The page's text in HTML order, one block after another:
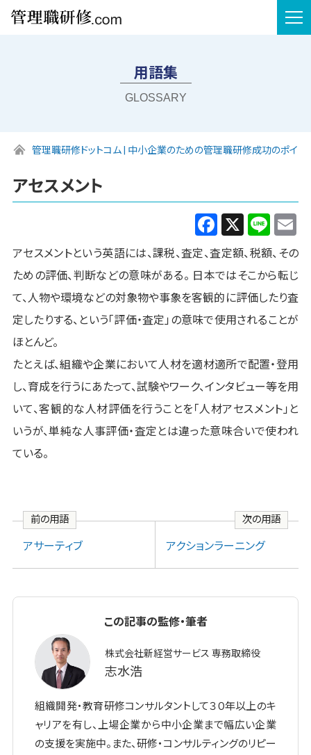
用語集
GLOSSARY
管理職研修ドットコム | 中小企業のための管理職研修成功のポイン
アセスメント
Facebook
X Line
アセスメントという英語には、課税、査定、査定額、税額、その
ための評価、判断などの意味がある。 日本ではそこから転じ
て、人物や環境などの対象物や事象を客観的に評価したり査
定したりする、という「評価・査定」の意味で使用されることが
ほとんど。
たとえば、組織や企業において人材を適材適所で配置・登用
し、育成を行うにあたって、試験やワーク、インタビュー等を用
いて、客観的な人材評価を行うことを「人材アセスメント」と
いうが、単純な人事評価・査定とは違った意味合いで使われ
て いる。
前の用語
アサーティブ
次の用語
アクションラーニング
この記事の監修・筆者
株式会社新経営サービス 専務取締役
志水浩
組織開発・教育研修コンサルタントして３０年以上のキ
ャリアを有し、上場企業から中小企業まで幅広い企業
の支援を実施中。また、研修・コンサルティングのリピー